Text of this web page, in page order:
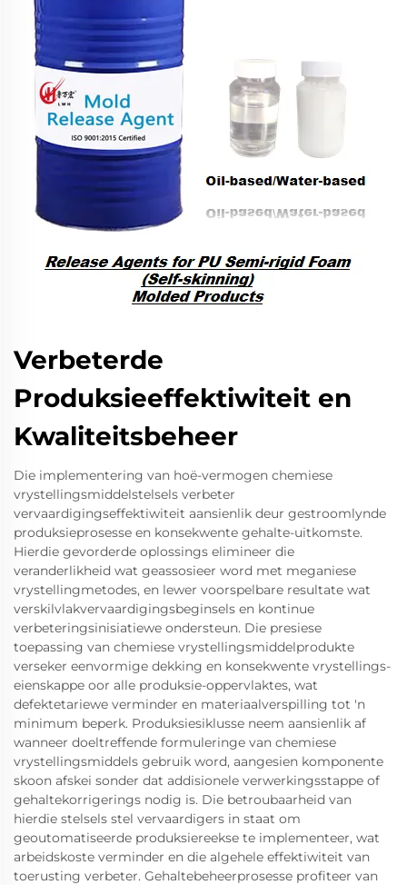
Verbeterde
Produksieeffektiwiteit en
Kwaliteitsbeheer
Die implementering van hoë-vermogen chemiese
vrystellingsmiddelstelsels verbeter
vervaardigingseffektiwiteit aansienlik deur gestroomlynde
produksieprosesse en konsekwente gehalte-uitkomste.
Hierdie gevorderde oplossings elimineer die
veranderlikheid wat geassosieer word met meganiese
vrystellingmetodes, en lewer voorspelbare resultate wat
verskilvlakvervaardigingsbeginsels en kontinue
verbeteringsinisiatiewe ondersteun. Die presiese
toepassing van chemiese vrystellingsmiddelprodukte
verseker eenvormige dekking en konsekwente vrystellings-
eienskappe oor alle produksie-oppervlaktes, wat
defektetariewe verminder en materiaalverspilling tot 'n
minimum beperk. Produksiesiklusse neem aansienlik af
wanneer doeltreffende formuleringe van chemiese
vrystellingsmiddels gebruik word, aangesien komponente
skoon afskei sonder dat addisionele verwerkingsstappe of
gehaltekorrigerings nodig is. Die betroubaarheid van
hierdie stelsels stel vervaardigers in staat om
geoutomatiseerde produksiereekse te implementeer, wat
arbeidskoste verminder en die algehele effektiwiteit van
toerusting verbeter. Gehaltebeheerprosesse profiteer van